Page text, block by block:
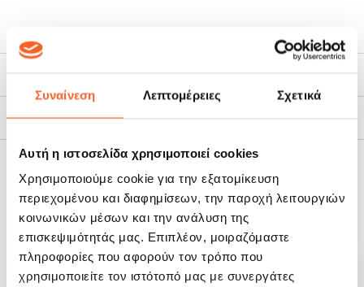
Συναίνεση Λεπτομέρειες Σχετικά
Αυτή η ιστοσελίδα χρησιμοποιεί cookies
Χρησιμοποιούμε cookie για την εξατομίκευση
περιεχομένου και διαφημίσεων, την παροχή λειτουργιών
κοινωνικών μέσων και την ανάλυση της
επισκεψιμότητάς μας. Επιπλέον, μοιραζόμαστε
πληροφορίες που αφορούν τον τρόπο που
χρησιμοποιείτε τον ιστότοπό μας με συνεργάτες
Πολιτική Επιστροφών
ΣΧΕΤΙΚΆ ΠΡΟΪΌΝΤΑ
-20%